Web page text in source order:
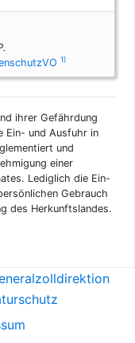
1)
ihrer Gefährdung
Ein- und Ausfuhr in
und
einer
Lediglich die Ein-
Gebrauch
des Herkunftslandes.